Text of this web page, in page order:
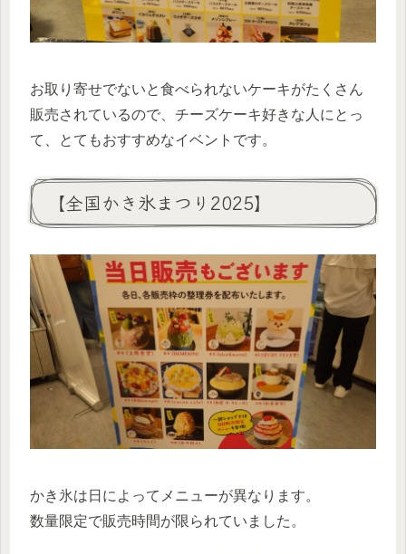
お取り寄せでないと食べられないケーキがたくさん
販売されているので、チーズケーキ好きな人にとっ
て、とてもおすすめなイベントです。
【全国かき氷まつり2025】
かき氷は日によってメニューが異なります。
数量限定で販売時間が限られていました。